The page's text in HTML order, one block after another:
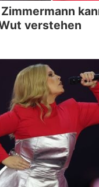
verstehen